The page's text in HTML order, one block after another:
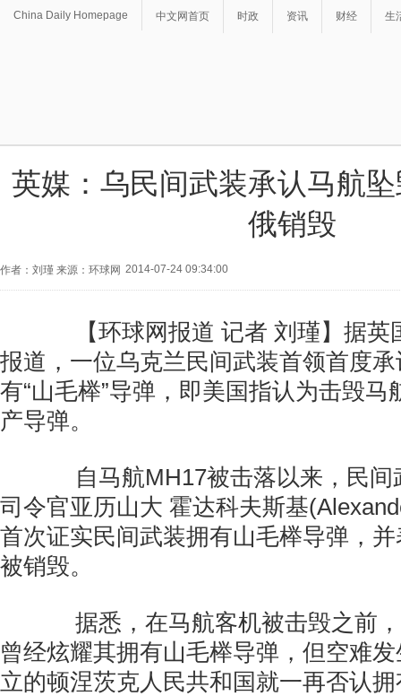
China Daily Homepage 中文网首页 时政 资讯 财经 生
英媒：乌民间武装承认马航
俄销毁
作者：刘瑾 来源：环球网 2014-07-24 09:34:00
【环球网报道 记者 刘瑾】据英
报道，一位乌克兰民间武装首领首度
有“山毛榉”导弹，即美国指认为击毁马
产导弹。
自马航MH17被击落以来，民间
司令官亚历山大 霍达科夫斯基
首次证实民间武装拥有山毛榉导弹，
被销毁。
据悉，在马航客机被击毁之前，
曾经炫耀其拥有山毛榉导弹，但空难
立的顿涅茨克人民共和国就一再否认